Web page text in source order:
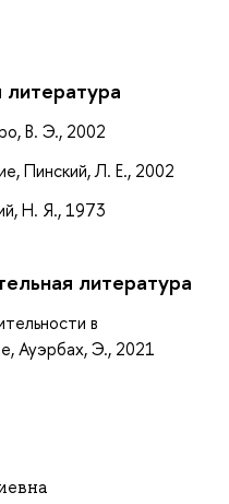
В. Э., 2002
Пинский, Л. Е., 2002
Н. Я., 1973
литература
в
Ауэрбах, Э., 2021